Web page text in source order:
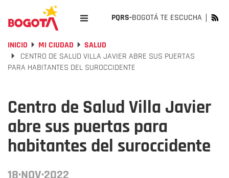
PQRS-BOGOTÁ TE ESCUCHA
INICIO MI CIUDAD
SALUD
CENTRO DE SALUD VILLA JAVIER ABRE SUS PUERTAS
PARA HABITANTES DEL SUROCCIDENTE
Centro de Salud Villa Javier
abre sus puertas para
habitantes del suroccidente
18·NOV·2022